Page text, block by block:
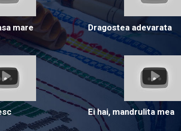
mare Dragostea adevarata
Ei hai, mandrulita mea